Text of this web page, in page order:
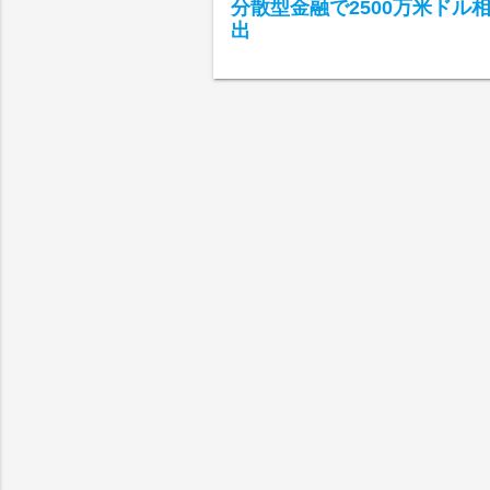
分散型金融で2500万米ドル
出